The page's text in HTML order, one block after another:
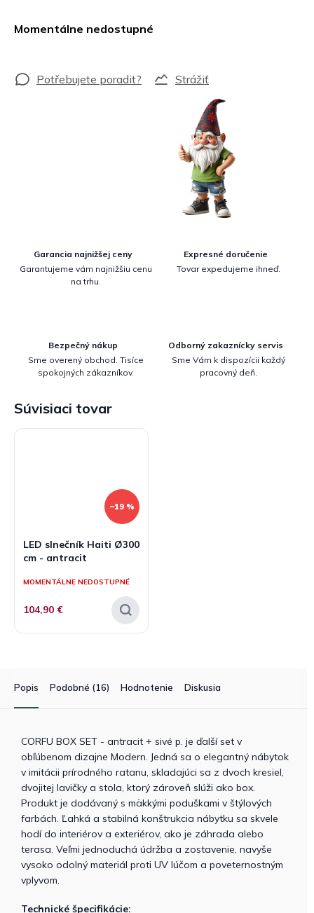
Momentálne nedostupné
Strážiť
Garancia najnižšej ceny
Garantujeme vám najnižšiu cenu
na trhu.
Expresné doručenie
Tovar expedujeme ihneď.
Bezpečný nákup
Sme overený obchod. Tisíce
spokojných zákazníkov.
Odborný zakaznícky servis
Sme Vám k dispozícii každý
pracovný deň.
Súvisiaci tovar
–19 %
LED slnečník Haiti Ø300
cm - antracit
MOMENTÁLNE NEDOSTUPNÉ
104,90 €
Popis Podobné (16) Hodnotenie Diskusia
CORFU BOX SET - antracit + sivé p. je ďalší set v
obľúbenom dizajne Modern. Jedná sa o elegantný nábytok
v imitácii prírodného ratanu, skladajúci sa z dvoch kresiel,
dvojitej lavičky a stola, ktorý zároveň slúži ako box.
Produkt je dodávaný s mäkkými poduškami v štýlových
farbách. Ľahká a stabilná konštrukcia nábytku sa skvele
hodí do interiérov a exteriérov, ako je záhrada alebo
terasa. Veľmi jednoduchá údržba a zostavenie, navyše
vysoko odolný materiál proti UV lúčom a poveternostným
vplyvom.
Technické špecifikácie: